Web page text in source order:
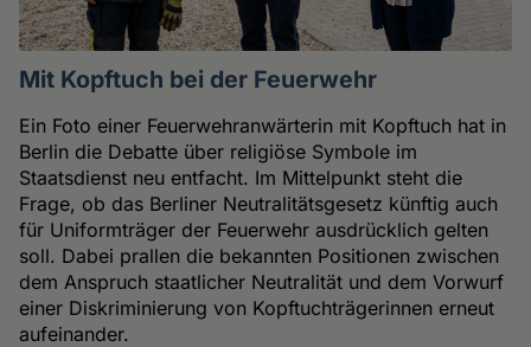
Mit Kopftuch bei der Feuerwehr
Ein Foto einer Feuerwehranwärterin mit Kopftuch hat in
Berlin die Debatte über religiöse Symbole im
Staatsdienst neu entfacht. Im Mittelpunkt steht die
Frage, ob das Berliner Neutralitätsgesetz künftig auch
für Uniformträger der Feuerwehr ausdrücklich gelten
soll. Dabei prallen die bekannten Positionen zwischen
dem Anspruch staatlicher Neutralität und dem Vorwurf
einer Diskriminierung von Kopftuchträgerinnen erneut
aufeinander.